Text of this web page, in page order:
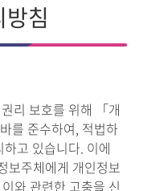
침
리 보호를 위해 「개
를 준수하여, 적법하
고 있습니다. 이에
보주체에게 개인정보
와 관련한 고충을 신